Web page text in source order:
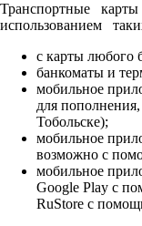
Транспортные
использованием
с карты любого
банкоматы и
мобильное
для пополнения,
Тобольске);
мобильное
возможно с
мобильное
Google Play с
RuStore с